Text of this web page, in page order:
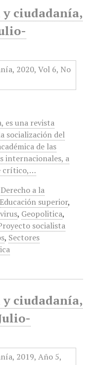
ciudadanía,
es una revista
socialización del
de las
internacionales, a
crítico,…
Derecho a la
Educación superior,
, Geopolitica,
socialista
, Sectores
ciudadanía,